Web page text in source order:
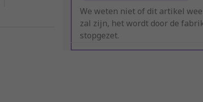
We weten niet of dit artikel
zal zijn, het wordt door de
stopgezet.